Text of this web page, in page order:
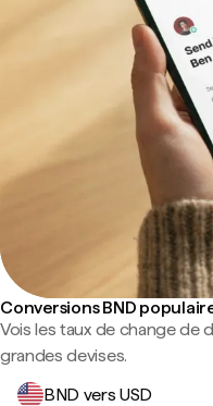
Conversions BND
Vois les taux de change de
grandes devises.
BND vers USD